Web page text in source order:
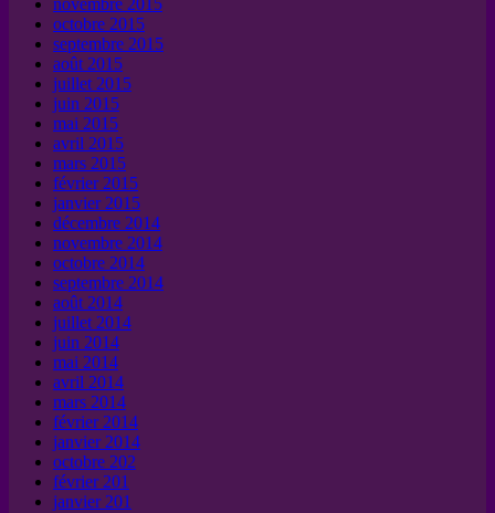
novembre 2015
octobre 2015
septembre 2015
août 2015
juillet 2015
juin 2015
mai 2015
avril 2015
mars 2015
février 2015
janvier 2015
décembre 2014
novembre 2014
octobre 2014
septembre 2014
août 2014
juillet 2014
juin 2014
mai 2014
avril 2014
mars 2014
février 2014
janvier 2014
octobre 202
février 201
janvier 201